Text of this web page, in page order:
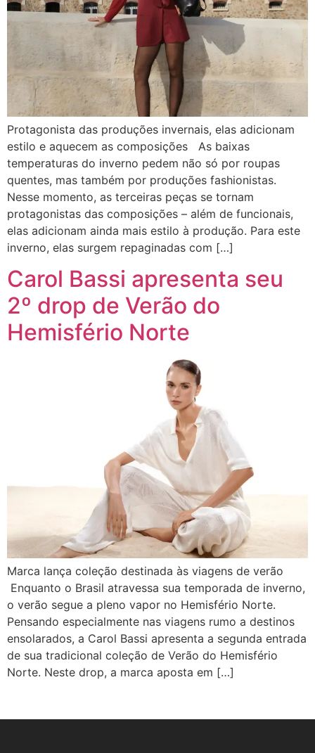
Protagonista das produções invernais, elas adicionam
estilo e aquecem as composições As baixas
temperaturas do inverno pedem não só por roupas
quentes, mas também por produções fashionistas.
Nesse momento, as terceiras peças se tornam
protagonistas das composições – além de funcionais,
elas adicionam ainda mais estilo à produção. Para este
inverno, elas surgem repaginadas com […]
Carol Bassi apresenta seu
2º drop de Verão do
Hemisfério Norte
Marca lança coleção destinada às viagens de verão
Enquanto o Brasil atravessa sua temporada de inverno,
o verão segue a pleno vapor no Hemisfério Norte.
Pensando especialmente nas viagens rumo a destinos
ensolarados, a Carol Bassi apresenta a segunda entrada
de sua tradicional coleção de Verão do Hemisfério
Norte. Neste drop, a marca aposta em […]